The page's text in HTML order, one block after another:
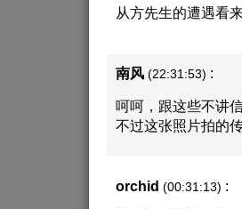
从方先生的遭遇看
南风 (22:31:53) :
呵呵，跟这些不讲
不过这张照片拍的
orchid (00:31:13) :